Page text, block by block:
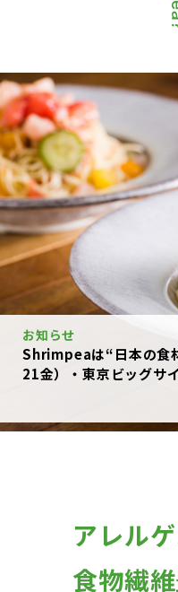
お知らせ
Shrimpeaは“日本の食
21金）・東京ビッグサ
盛況のうちに終了いた
アレル
食物繊